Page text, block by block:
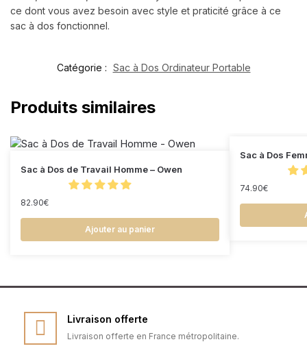
ce dont vous avez besoin avec style et praticité grâce à ce
sac à dos fonctionnel.
Catégorie : Sac à Dos Ordinateur Portable
Produits similaires
Sac à Dos de Travail Homme – Owen
82.90€
Ajouter au panier
Sac à Dos
74.90€
Livraison offerte
Livraison offerte en France métropolitaine.